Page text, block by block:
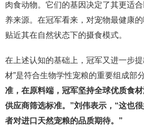
肉食动物。它们的基因决定了其更适
养来源。在冠军看来，对宠物最健康
贴近其在自然状态下的摄食模式。
在上述认知的基础上，冠军又进一步提
材”是符合生物学性宠粮的重要组成部分
准，在原料端，冠军坚持全球优质食
供应商筛选标准。”刘伟表示，“这也
者对进口天然宠粮的品质期待。”